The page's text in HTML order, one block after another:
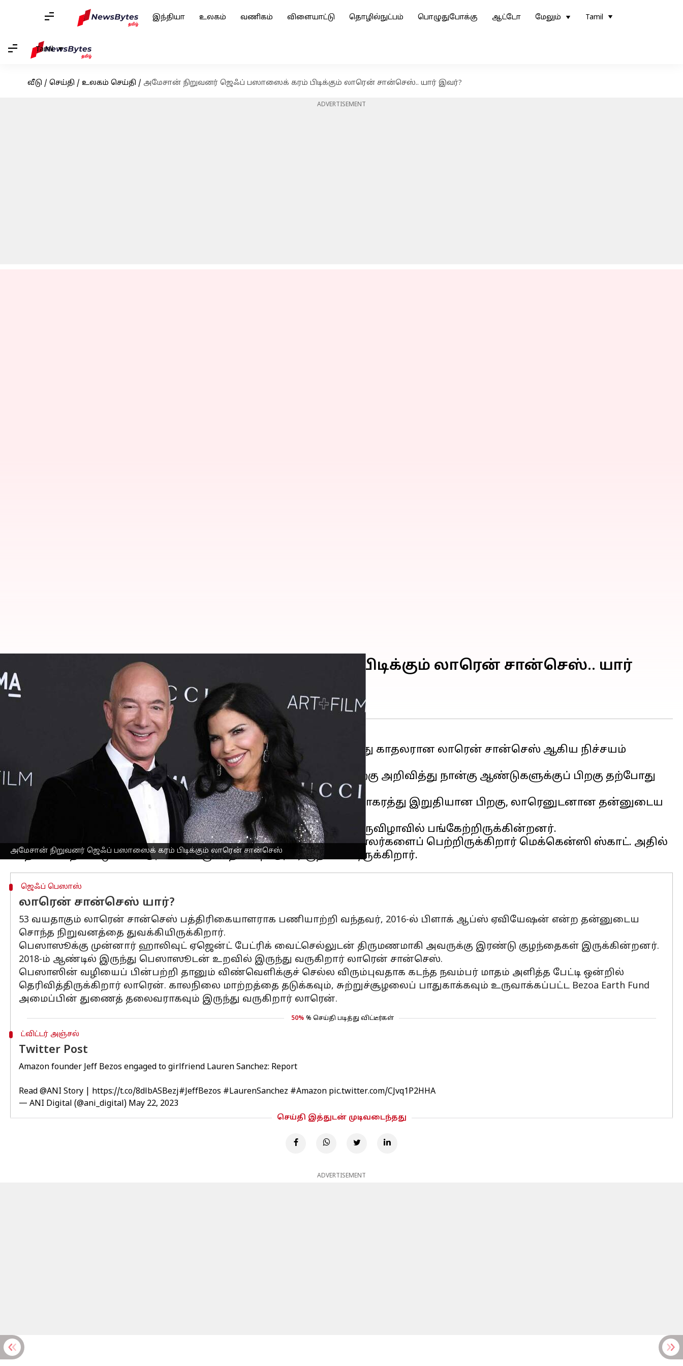
இந்தியா உலகம் வணிகம் விளையாட்டு தொழில்நுட்பம் பொழுதுபோக்கு ஆட்டோ மேலும் Tamil
Tamil
வீடு / செய்தி / உலகம் செய்தி / அமேசான் நிறுவனர் ஜெஃப் பஸாஸைக் கரம் பிடிக்கும் லாரென் சான்செஸ்.. யார் இவர்?
ADVERTISEMENT
அமேசான் நிறுவனர் ஜெஃப் பஸாஸைக் கரம் பிடிக்கும் லாரென் சான்செஸ்
அமேசான் நிறுவனர் ஜெஃப் பஸாஸைக் கரம் பிடிக்கும் லாரென் சான்செஸ்.. யார்
இவர்?
Prasanna Venkatesh May 23, 2023 11:10 am
நிறுவனத்தின் நிறுவனர் ஜெஃப் பெஸாஸ் மற்றும் அவரது காதலரான லாரென் சான்செஸ் ஆகிய நிச்சயம்
செய்திருப்பதாகத் தகவல் வெளியாகியிருக்கிறது.
தங்கள் இருவருக்குமிடையேயான உறவை 2019-ல் வெளியுலகத்திற்கு அறிவித்து நான்கு ஆண்டுகளுக்குப் பிறகு தற்போது
அவர்கள் இந்த முடிவை எடுத்திருக்கின்றனர்.
தன்னுடைய முன்னாள் மனைவி மெக்கென்ஸி ஸ்காட்டுடனான விவாகரத்து இறுதியான பிறகு, லாரெனுடனான தன்னுடைய
உறவை வெளியுலகத்திற்கு அறிவித்திார் ஜெஃப் பெஸாஸ்.
தற்போது பெஸாஸும், லாரெனும் பிரான்ஸில் கேன்ஸ் திரைப்பட திருவிழாவில் பங்கேற்றிருக்கின்றனர்.
ஜெஃப் பெஸாஸிடம் இருந்து விவாகரத்துத் தீர்வாக 38 பில்லியன் டாலர்களைப் பெற்றிருக்கிறார் மெக்கென்ஸி ஸ்காட். அதில்
ஜெஃப் பெஸாஸ்
லாரென் சான்செஸ் யார்?
53 வயதாகும் லாரென் சான்செஸ் பத்திரிகையாளராக பணியாற்றி வந்தவர், 2016-ல் பிளாக் ஆப்ஸ் ஏவியேஷன் என்ற தன்னுடைய
சொந்த நிறுவனத்தை துவக்கியிருக்கிறார்.
பெஸாஸூக்கு முன்னார் ஹாலிவுட் ஏஜென்ட் பேட்ரிக் வைட்செல்லுடன் திருமணமாகி அவருக்கு இரண்டு குழந்தைகள் இருக்கின்றனர்.
2018-ம் ஆண்டில் இருந்து பெஸாஸூடன் உறவில் இருந்து வருகிறார் லாரென் சான்செஸ்.
பெஸாஸின் வழியைப் பின்பற்றி தானும் விண்வெளிக்குச் செல்ல விரும்புவதாக கடந்த நவம்பர் மாதம் அளித்த பேட்டி ஒன்றில்
தெரிவித்திருக்கிறார் லாரென். காலநிலை மாற்றத்தை தடுக்கவும், சுற்றுச்சூழலைப் பாதுகாக்கவும் உருவாக்கப்பட்ட Bezoa Earth Fund
அமைப்பின் துணைத் தலைவராகவும் இருந்து வருகிறார் லாரென்.
50% % செய்தி படித்து விட்டீர்கள்
ட்விட்டர் அஞ்சல்
Twitter Post
Amazon founder Jeff Bezos engaged to girlfriend Lauren Sanchez: Report
Read @ANI Story | https://t.co/8dlbASBezj#JeffBezos #LaurenSanchez #Amazon pic.twitter.com/CJvq1P2HHA
— ANI Digital (@ani_digital) May 22, 2023
செய்தி இத்துடன் முடிவடைந்தது
ADVERTISEMENT